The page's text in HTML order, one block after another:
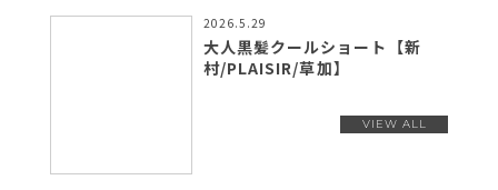
2026.5.29
大人黒髪クールショート【新
村/PLAISIR/草加】